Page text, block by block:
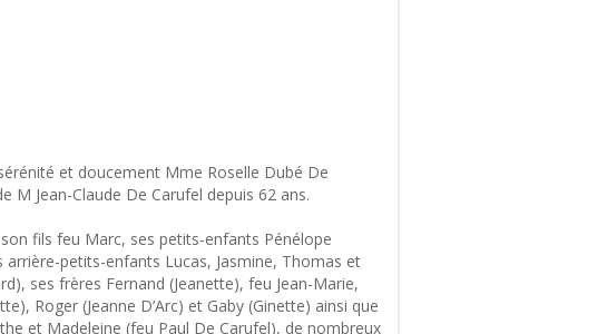
et doucement Mme Roselle Dubé De
M Jean-Claude De Carufel depuis 62 ans.
fils feu Marc, ses petits-enfants Pénélope
arrière-petits-enfants Lucas, Jasmine, Thomas et
ses frères Fernand (Jeanette), feu Jean-Marie,
Roger (Jeanne D’Arc) et Gaby (Ginette) ainsi que
et Madeleine (feu Paul De Carufel), de nombreux